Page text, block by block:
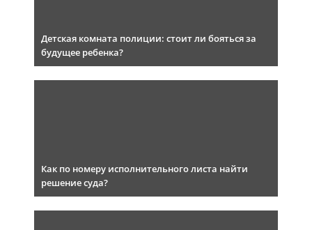
Детская комната полиции: стоит ли бояться за
будущее ребенка?
Как по номеру исполнительного листа найти
решение суда?